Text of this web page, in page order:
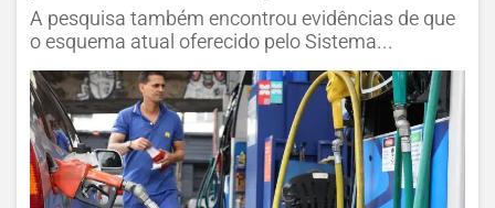
A pesquisa também encontrou evidências de que
o esquema atual oferecido pelo Sistema...